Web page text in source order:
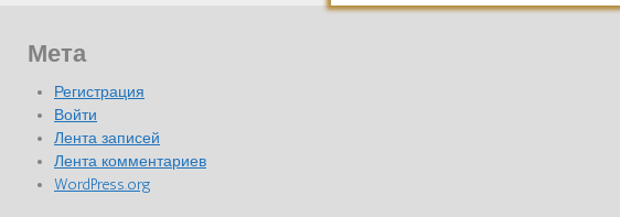
Мета
Регистрация
Войти
Лента записей
Лента комментариев
WordPress.org